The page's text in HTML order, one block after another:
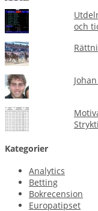
och
Kategorier
Analytics
Betting
Bokrecension
Europatipset